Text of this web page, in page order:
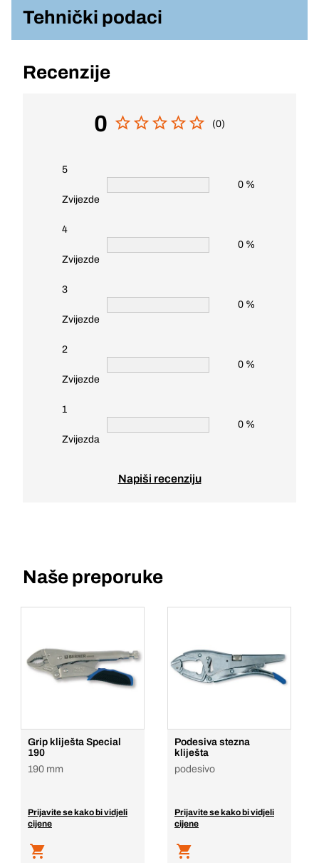
Tehnički podaci
Recenzije
0 (0)
5
Zvijezde
0 %
4
Zvijezde
0 %
3
Zvijezde
0 %
2
Zvijezde
0 %
1
Zvijezda
0 %
Napiši recenziju
Naše preporuke
Grip kliješta Special
190
190 mm
Prijavite se kako bi vidjeli
cijene
Podesiva stezna
kliješta
podesivo
Prijavite se kako bi vidjeli
cijene